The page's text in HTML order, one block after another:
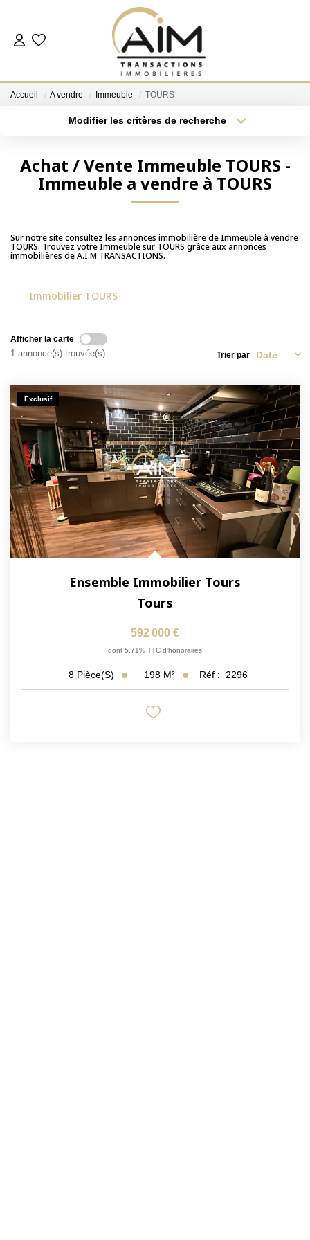
ACHETER
Les Agences
Nous Rejoindre
Nos Témoignages
MON COMPTE
Accueil A vendre Immeuble TOURS
Modifier les critères de recherche
Surface min Budget max
Achat / Vente Immeuble TOURS -
Immeuble a vendre à TOURS
Sur notre site consultez les annonces immobilière de Immeuble à vendre
TOURS. Trouvez votre Immeuble sur TOURS grâce aux annonces
immobilières de A.I.M TRANSACTIONS.
Immobilier TOURS
Afficher la carte
1 annonce(s) trouvée(s) Trier par
Exclusif
Ensemble Immobilier Tours
Tours
592 000 €
dont 5,71% TTC d'honoraires
8 Pièce(s) 198 M² Réf : 2296